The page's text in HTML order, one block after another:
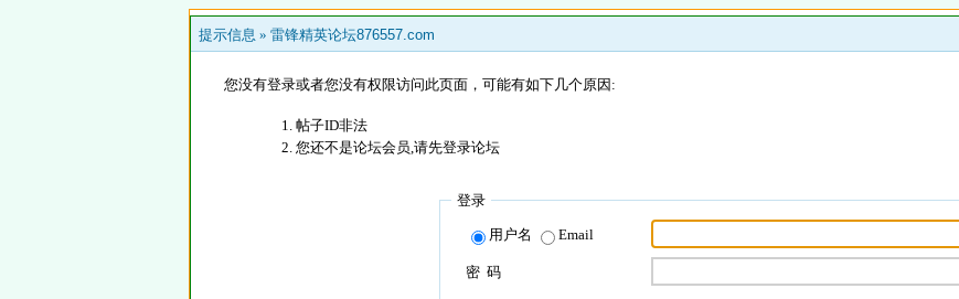
提示信息 » 雷锋精英论坛876557.com
您没有登录或者您没有权限访问此页面，可能有如下几个原因:
帖子ID非法
您还不是论坛会员,请先登录论坛
登录
用户名 Email
密 码